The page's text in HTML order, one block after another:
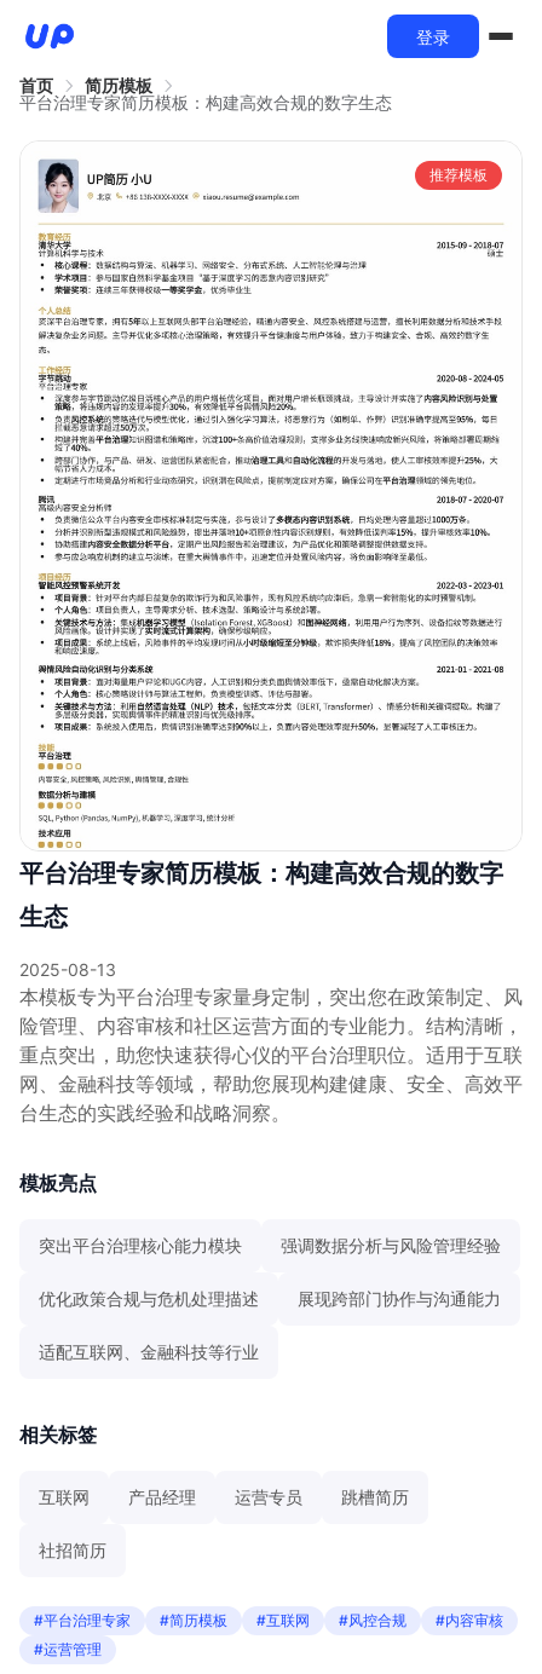
登录
首页
简历模板
平台治理专家简历模板：构建高效合规的数字生态
推荐模板
平台治理专家简历模板：构建高效合规的数字
生态
2025-08-13
本模板专为平台治理专家量身定制，突出您在政策制定、风
险管理、内容审核和社区运营方面的专业能力。结构清晰，
重点突出，助您快速获得心仪的平台治理职位。适用于互联
网、金融科技等领域，帮助您展现构建健康、安全、高效平
台生态的实践经验和战略洞察。
模板亮点
突出平台治理核心能力模块 强调数据分析与风险管理经验
优化政策合规与危机处理描述 展现跨部门协作与沟通能力
适配互联网、金融科技等行业
相关标签
互联网 产品经理 运营专员 跳槽简历
社招简历
#平台治理专家 #简历模板 #互联网 #风控合规
#内容审核
#运营管理